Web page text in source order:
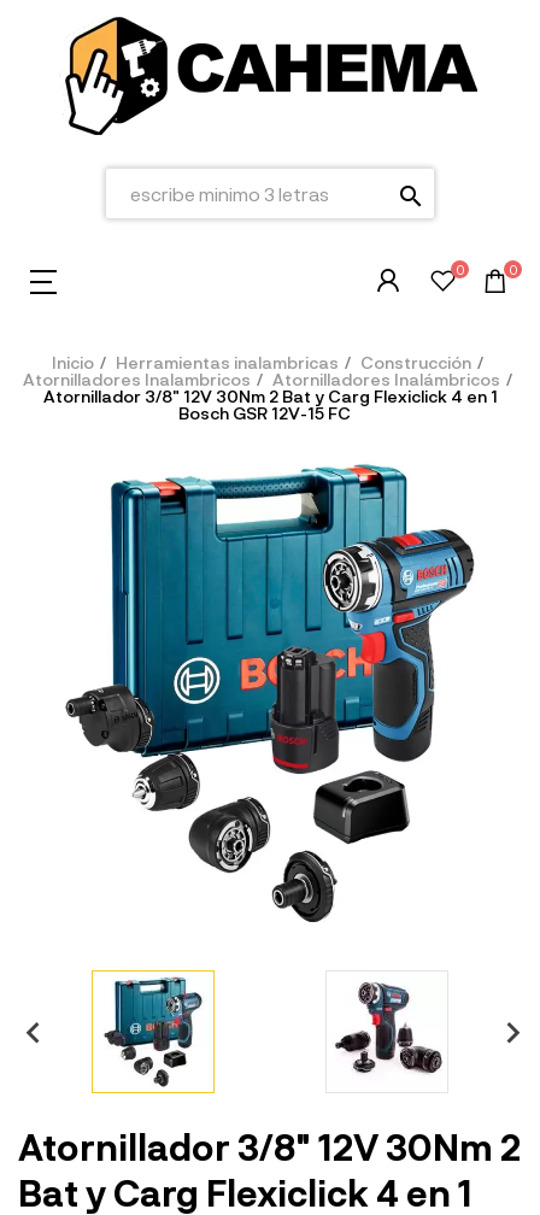
search
0 0
Inicio Herramientas inalambricas
Construcción
Atornilladores Inalambricos
Atornilladores Inalámbricos
Atornillador 3/8" 12V 30Nm 2 Bat y Carg Flexiclick 4 en 1
Bosch GSR 12V-15 FC
Atornillador 3/8" 12V 30Nm 2
Bat y Carg Flexiclick 4 en 1